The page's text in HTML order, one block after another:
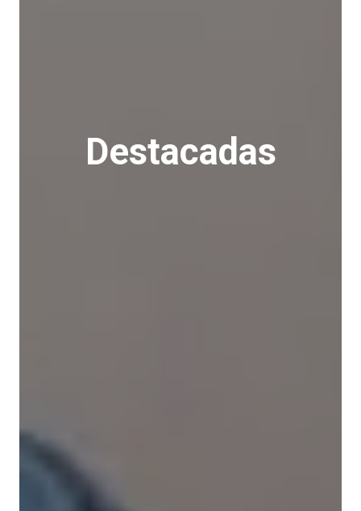
Destacadas